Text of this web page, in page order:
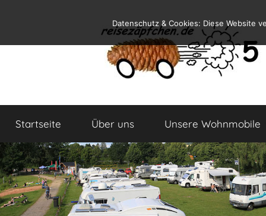
springen
Reiseblog
und
Leben
Wohnmobil
Startseite Über uns Unsere Wohnmobile
Datenschutz & Cookies: Diese Website